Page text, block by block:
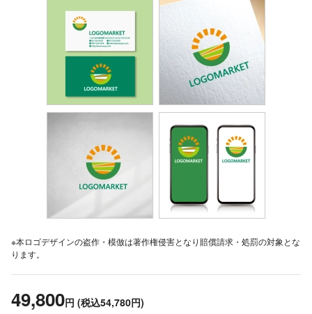
※本ロゴデザインの盗作・模倣は著作権侵害となり賠償請求・処罰の対象とな
ります。
49,800円 (税込54,780円)